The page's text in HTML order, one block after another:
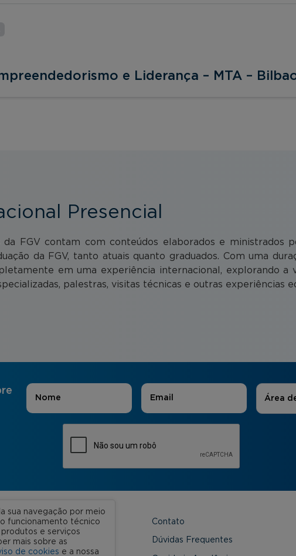
e Liderança – MTA –
Presencial
da FGV contam com conteúdos elaborados e ministrados
da FGV, tanto atuais quanto graduados. Com uma
em uma experiência internacional, explorando a
palestras, visitas técnicas e outras experiências
Nome E-mail Áreas de
Área
Contato
Unidades Dúvidas Frequentes
sua navegação por meio
funcionamento técnico
e serviços
mais sobre as
de cookies e a nossa